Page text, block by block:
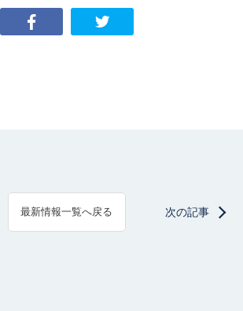
最新情報一覧へ戻る 次の記事